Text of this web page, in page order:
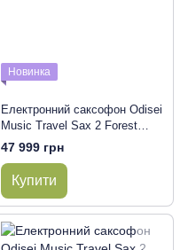
Новинка
Електронний саксофон Odisei
Music Travel Sax 2 Forest
Green
47 999 грн
Купити